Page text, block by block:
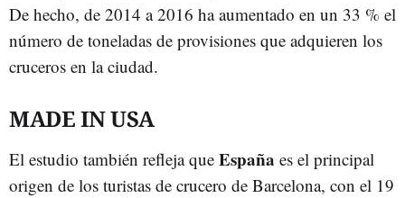
De hecho, de 2014 a 2016 ha aumentado en un 33 % el
número de toneladas de provisiones que adquieren los
cruceros en la ciudad.
MADE IN USA
El estudio también refleja que España es el principal
origen de los turistas de crucero de Barcelona, con el 19